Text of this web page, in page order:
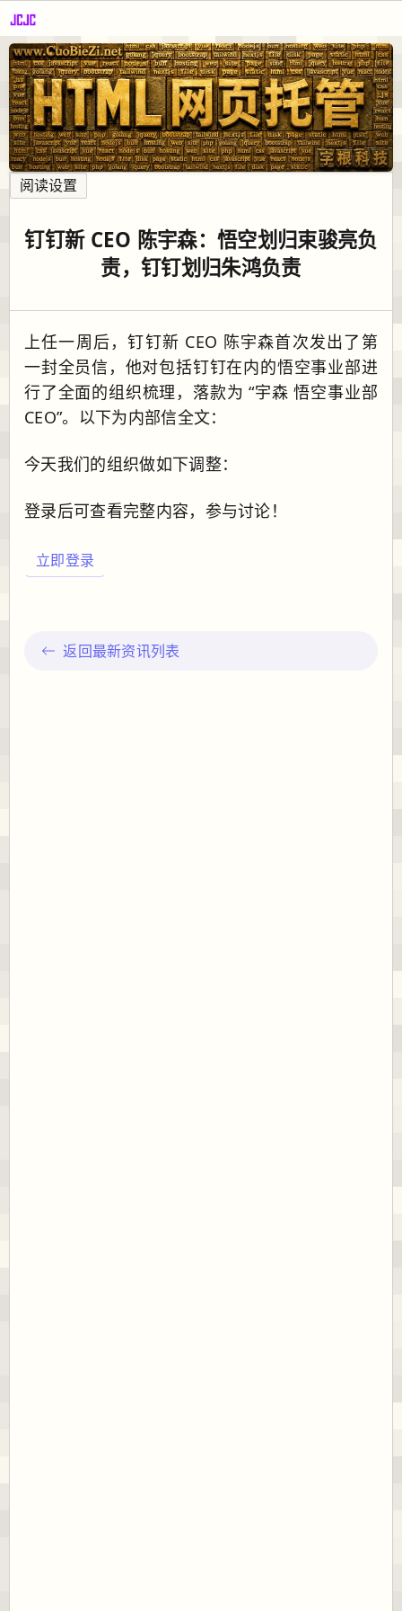
阅读设置
钉钉新 CEO 陈宇森：悟空划归束骏亮负
责，钉钉划归朱鸿负责
上任一周后，钉钉新 CEO 陈宇森首次发出了第
一封全员信，他对包括钉钉在内的悟空事业部进
行了全面的组织梳理，落款为 “宇森 悟空事业部
CEO”。以下为内部信全文：
今天我们的组织做如下调整：
登录后可查看完整内容，参与讨论！
立即登录
返回最新资讯列表